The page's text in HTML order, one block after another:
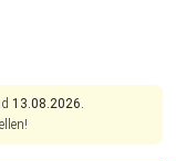
13.08.2026.